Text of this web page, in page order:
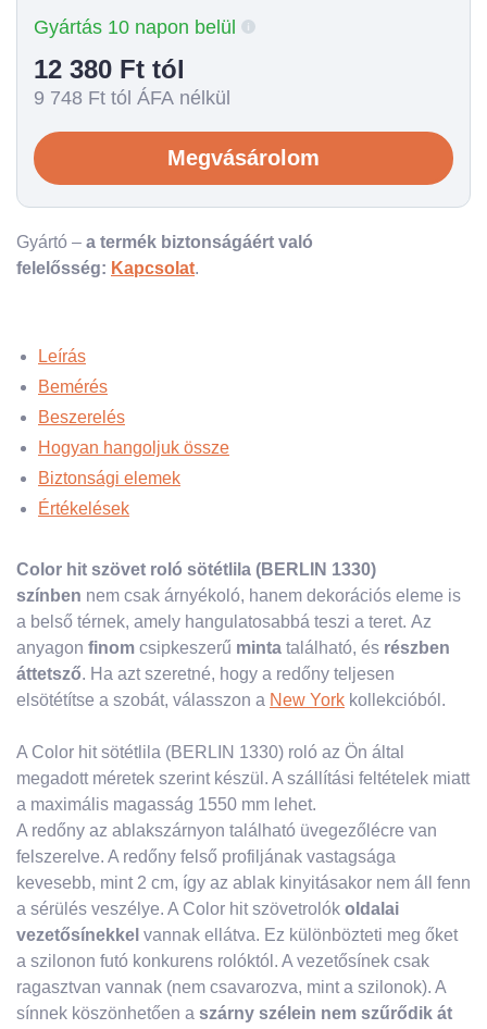
Gyártás 10 napon belül
12 380 Ft tól
9 748 Ft tól ÁFA nélkül
Megvásárolom
Gyártó – a termék biztonságáért való
felelősség: Kapcsolat.
Leírás
Bemérés
Beszerelés
Hogyan hangoljuk össze
Biztonsági elemek
Értékelések
Color hit szövet roló sötétlila (BERLIN 1330)
színben nem csak árnyékoló, hanem dekorációs eleme is
a belső térnek, amely hangulatosabbá teszi a teret. Az
anyagon finom csipkeszerű minta található, és részben
áttetsző. Ha azt szeretné, hogy a redőny teljesen
elsötétítse a szobát, válasszon a New York kollekcióból.
A Color hit sötétlila (BERLIN 1330) roló az Ön által
megadott méretek szerint készül. A szállítási feltételek miatt
a maximális magasság 1550 mm lehet.
A redőny az ablakszárnyon található üvegezőlécre van
felszerelve. A redőny felső profiljának vastagsága
kevesebb, mint 2 cm, így az ablak kinyitásakor nem áll fenn
a sérülés veszélye. A Color hit szövetrolók oldalai
vezetősínekkel vannak ellátva. Ez különbözteti meg őket
a szilonon futó konkurens rolóktól. A vezetősínek csak
ragasztvan vannak (nem csavarozva, mint a szilonok). A
sínnek köszönhetően a szárny szélein nem szűrődik át